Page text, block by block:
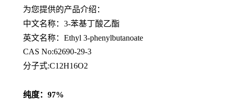
为您提供的产品介绍 ：
中文名称： 3-苯基丁酸乙酯
英文名称： Ethyl 3-phenylbutanoate
CAS No:62690-29-3
分子式:C12H16O2
纯度：97%